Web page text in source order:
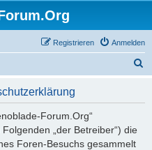
Anmelden
Registrieren
Forum.Org“
„der Betreiber“) die
Foren-Besuchs gesammelt